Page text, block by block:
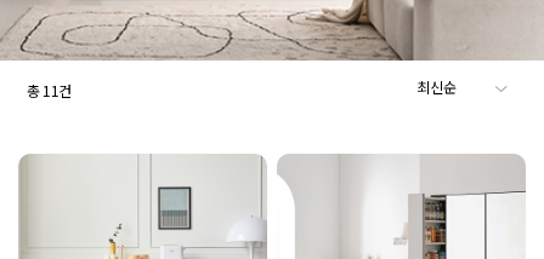
총11건